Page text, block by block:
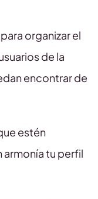
organizar el
de la
encontrar de
estén
armonía tu perfil